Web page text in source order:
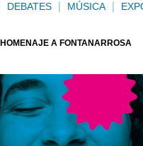
DEBATES MÚSICA
A FONTANARROSA